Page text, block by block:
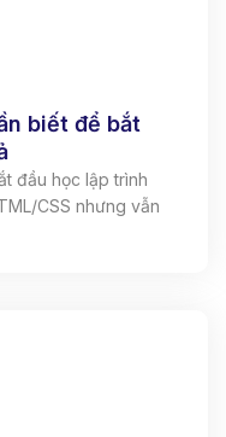
biết để bắt
đầu học lập trình
CSS nhưng vẫn